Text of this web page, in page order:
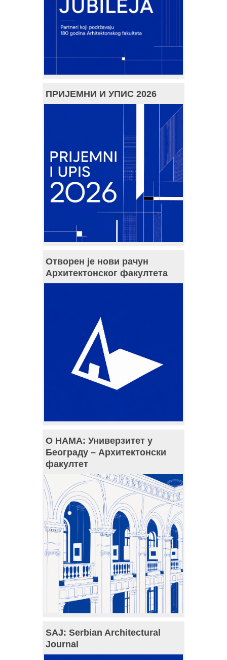
ПРИЈЕМНИ И УПИС 2026
Отворен је нови рачун
Архитектонског факултета
О НАМА: Универзитет у
Београду – Архитектонски
факултет
SAJ: Serbian Architectural
Journal